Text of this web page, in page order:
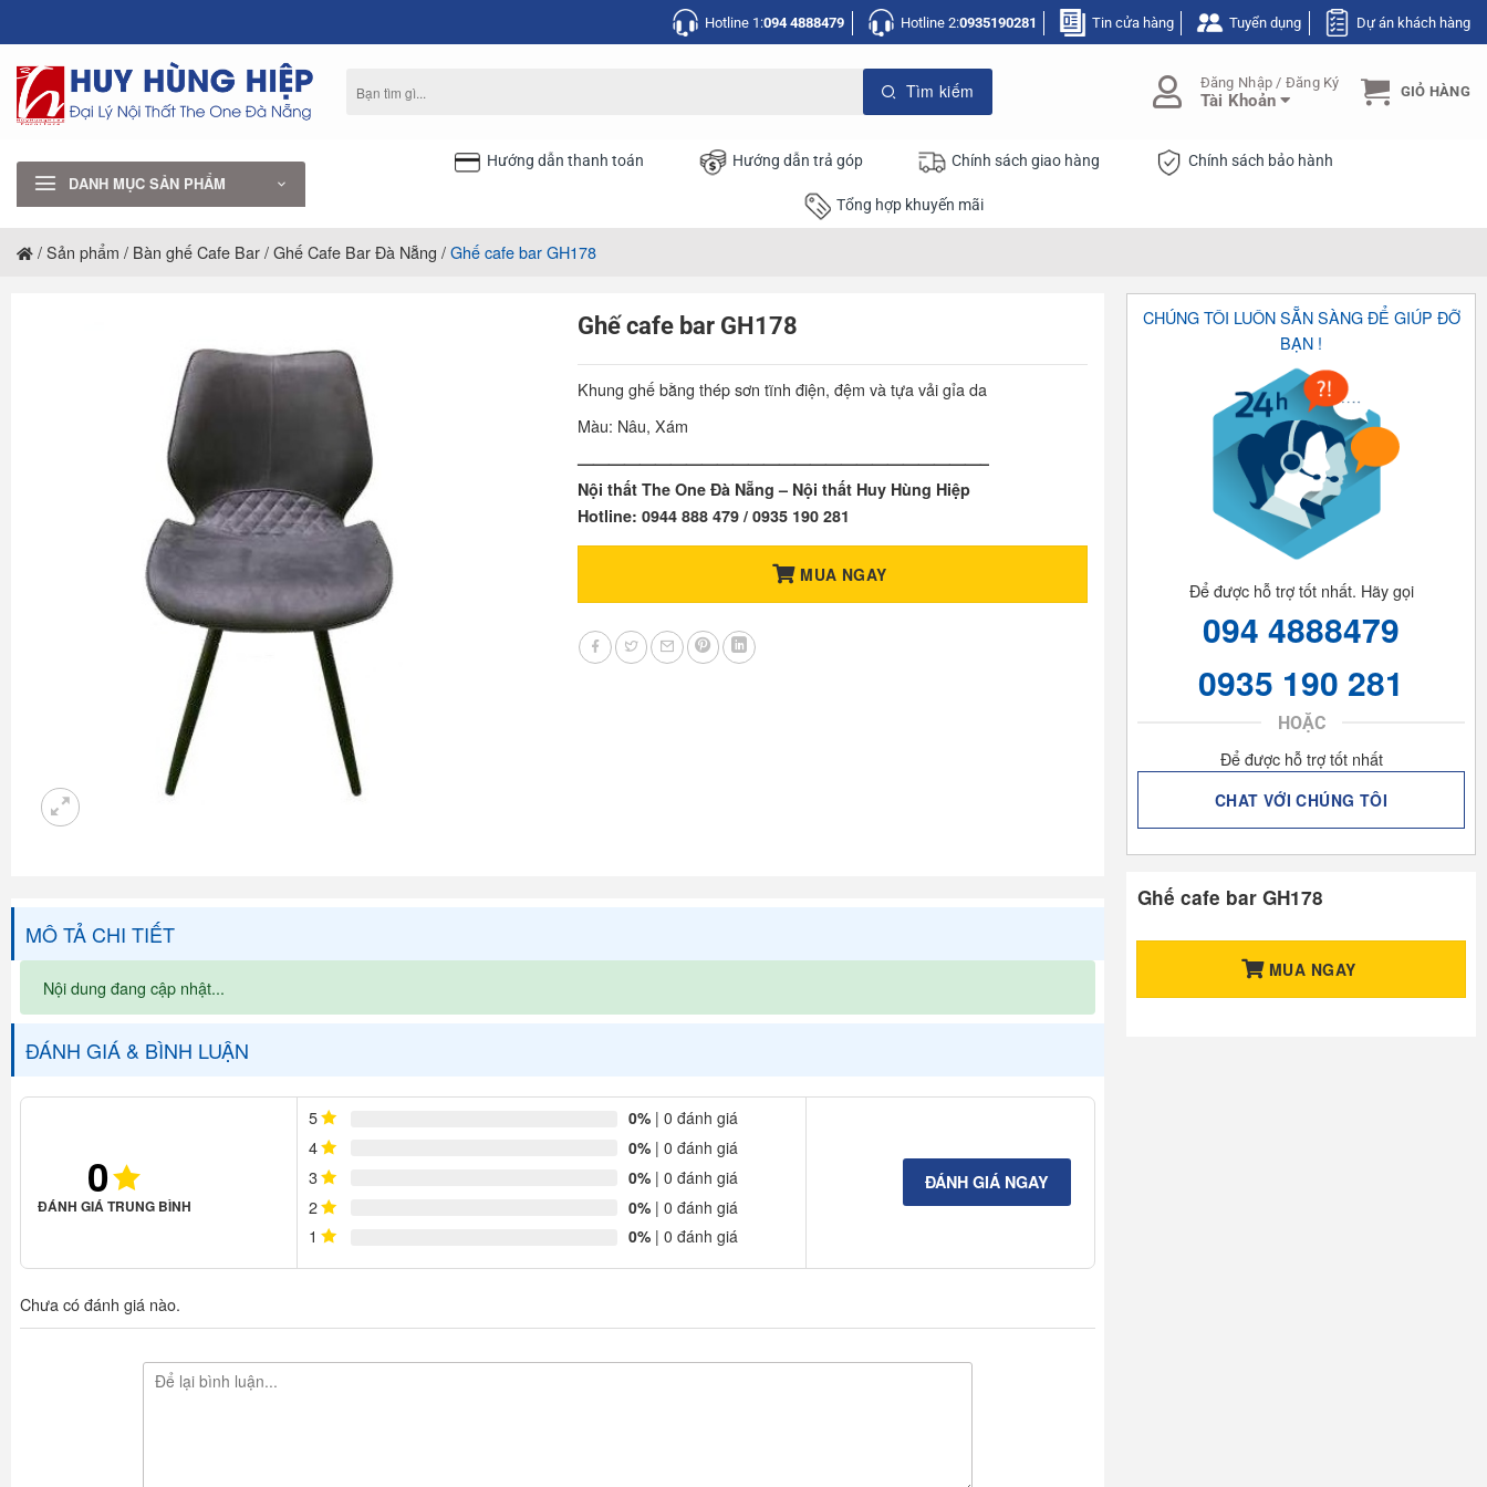
nội
dung
Hotline 1:094 4888479 Hotline 2:0935190281 Tin cửa hàng Tuyển dụng Dự án khách hàng
kiếm:
Đăng Nhập / Đăng Ký
Tài Khoản GIỎ HÀNG
DANH MỤC SẢN PHẨM
Hướng dẫn thanh toán Hướng dẫn trả góp Chính sách giao hàng Chính sách bảo hành
Tổng hợp khuyến mãi
/Sản phẩm / Bàn ghế Cafe Bar/Ghế Cafe Bar Đà Nẵng /Ghế cafe bar GH178
Ghế cafe bar GH178
Khung ghế bằng thép sơn tĩnh điện, đệm và tựa vải gỉa da
Màu: Nâu, Xám
——————————————————————————–
Nội thất The One Đà Nẵng – Nội thất Huy Hùng Hiệp
Hotline: 0944 888 479 / 0935 190 281
MUA NGAY
MÔ TẢ CHI TIẾT
Nội dung đang cập nhật...
ĐÁNH GIÁ & BÌNH LUẬN
0
ĐÁNH GIÁ TRUNG BÌNH
5 0%| 0 đánh giá
4 0%| 0 đánh giá
3 0%| 0 đánh giá
2 0%| 0 đánh giá
1 0%| 0 đánh giá
ĐÁNH GIÁ NGAY
Chưa có đánh giá nào.
CHÚNG TÔI LUÔN SẴN SÀNG ĐỂ GIÚP ĐỠ
BẠN !
Để được hỗ trợ tốt nhất. Hãy gọi
094 4888479
0935 190 281
HOẶC
Để được hỗ trợ tốt nhất
CHAT VỚI CHÚNG TÔI
Ghế cafe bar GH178
MUA NGAY